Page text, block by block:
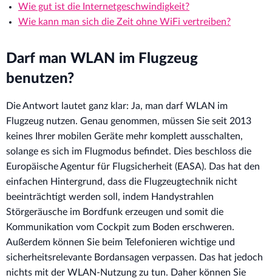
Wie gut ist die Internetgeschwindigkeit?
Wie kann man sich die Zeit ohne WiFi vertreiben?
Darf man WLAN im Flugzeug
benutzen?
Die Antwort lautet ganz klar: Ja, man darf WLAN im
Flugzeug nutzen. Genau genommen, müssen Sie seit 2013
keines Ihrer mobilen Geräte mehr komplett ausschalten,
solange es sich im Flugmodus befindet. Dies beschloss die
Europäische Agentur für Flugsicherheit (EASA). Das hat den
einfachen Hintergrund, dass die Flugzeugtechnik nicht
beeinträchtigt werden soll, indem Handystrahlen
Störgeräusche im Bordfunk erzeugen und somit die
Kommunikation vom Cockpit zum Boden erschweren.
Außerdem können Sie beim Telefonieren wichtige und
sicherheitsrelevante Bordansagen verpassen. Das hat jedoch
nichts mit der WLAN-Nutzung zu tun. Daher können Sie